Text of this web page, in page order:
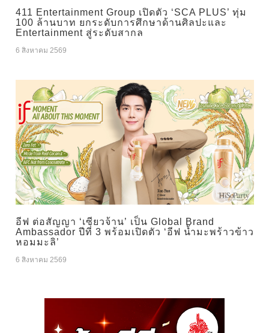
411 Entertainment Group เปิดตัว ‘SCA PLUS’ ทุ่ม
100 ล้านบาท ยกระดับการศึกษาด้านศิลปะและ
Entertainment สู่ระดับสากล
6 สิงหาคม 2569
อีฟ ต่อสัญญา ‘เซียวจ้าน’ เป็น Global Brand
Ambassador ปีที่ 3 พร้อมเปิดตัว ‘อีฟ น้ำมะพร้าวข้าว
หอมมะลิ’
6 สิงหาคม 2569